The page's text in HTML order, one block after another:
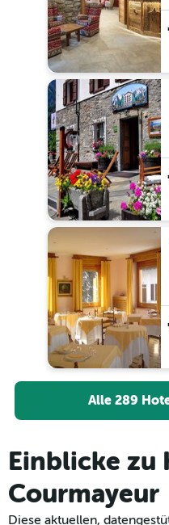
Alle 289
Einblicke zu
Courmayeur
Diese aktuellen,